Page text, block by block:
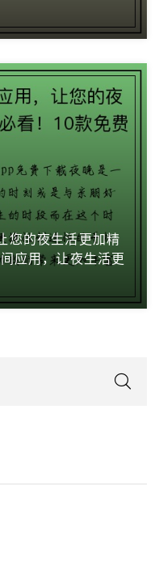
您的夜生活更加精
应用，让夜生活更